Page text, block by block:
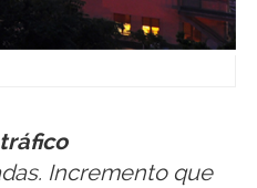
Incremento que